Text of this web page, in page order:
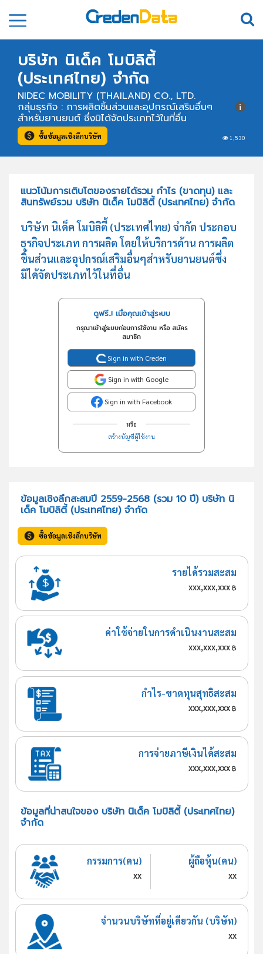
บริษัท นิเด็ค โมบิลิตี้
(ประเทศไทย) จำกัด
NIDEC MOBILITY (THAILAND) CO., LTD.
1,530
กลุ่มธุรกิจ : การผลิตชิ้นส่วนและอุปกรณ์เสริมอื่นๆ
สำหรับยานยนต์ ซึ่งมิได้จัดประเภทไว้ในที่อื่น
ซื้อข้อมูลเชิงลึกบริษัท
แนวโน้มการเติบโตของรายได้รวม กำไร (ขาดทุน) และ
สินทรัพย์รวม บริษัท นิเด็ค โมบิลิตี้ (ประเทศไทย) จำกัด
บริษัท นิเด็ค โมบิลิตี้ (ประเทศไทย) จำกัด ประกอบ
ธุรกิจประเภท การผลิต โดยให้บริการด้าน การผลิต
ชิ้นส่วนและอุปกรณ์เสริมอื่นๆสำหรับยานยนต์ซึ่ง
มิได้จัดประเภทไว้ในที่อื่น
ดูฟรี..! เมื่อคุณเข้าสู่ระบบ
กรุณาเข้าสู่ระบบก่อนการใช้งาน หรือ สมัคร
สมาชิก
Sign in with Creden
Sign in with Google
Sign in with Facebook
หรือ
สร้างบัญชีผู้ใช้งาน
ข้อมูลเชิงลึกสะสมปี 2559-2568 (รวม 10 ปี) บริษัท นิ
เด็ค โมบิลิตี้ (ประเทศไทย) จำกัด
ซื้อข้อมูลเชิงลึกบริษัท
รายได้รวมสะสม
xxx,xxx,xxx฿
ค่าใช้จ่ายในการดำเนินงานสะสม
xxx,xxx,xxx฿
กำไร-ขาดทุนสุทธิสะสม
xxx,xxx,xxx฿
การจ่ายภาษีเงินได้สะสม
xxx,xxx,xxx฿
ข้อมูลที่น่าสนใจของ บริษัท นิเด็ค โมบิลิตี้ (ประเทศไทย)
จำกัด
กรรมการ(คน)
xx
ผู้ถือหุ้น(คน)
xx
จำนวนบริษัทที่อยู่เดียวกัน (บริษัท)
xx